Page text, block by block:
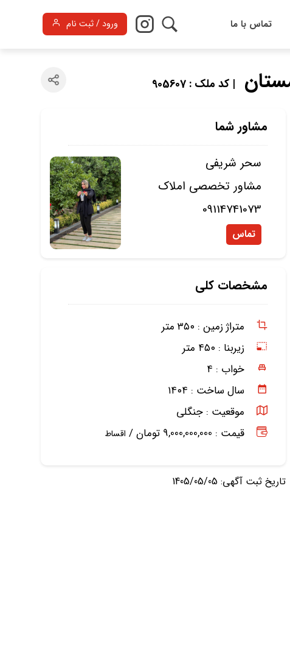
تماس با ما ورود / ثبت نام
| کد ملک : 905607
مشاور شما
سحر شریفی
مشاور تخصصی املاک
09114741073
تماس
مشخصات کلی
متراژ زمین : ۳۵۰ متر
زیربنا : ۴۵۰ متر
خواب : ۴
سال ساخت : ۱۴۰۴
موقعیت : جنگلی
قیمت : 9,000,000,000 تومان /
اقساط
تاریخ ثبت آگهی: 1405/05/05